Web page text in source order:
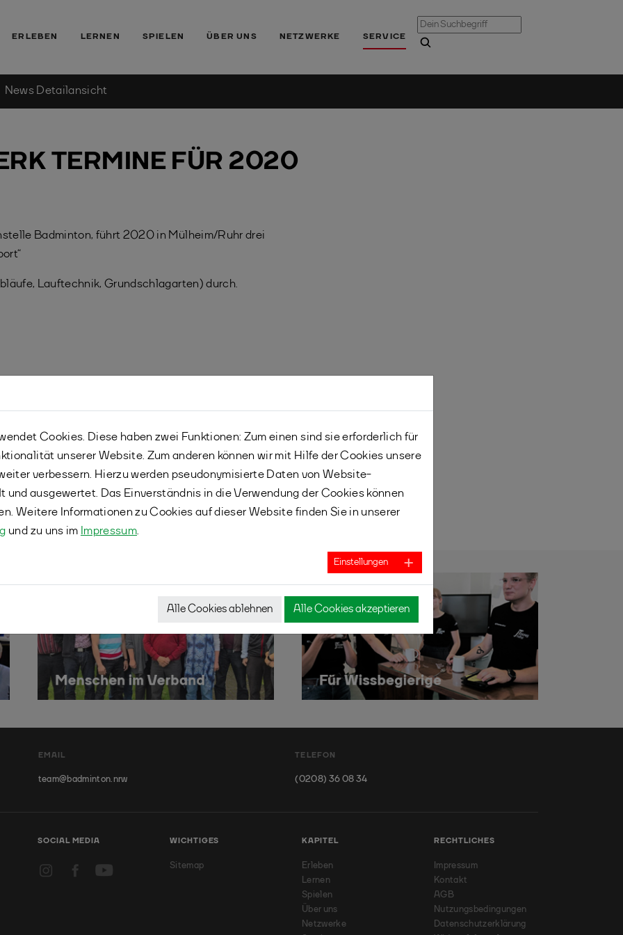
ERLEBEN LERNEN SPIELEN ÜBER UNS NETZWERKE SERVICE
News Detailansicht
TERMINE FÜR 2020
Badminton, führt 2020 in Mülheim/Ruhr drei
Lauftechnik, Grundschlagarten) durch.
47228 Duisburg, Ringstr. 43, Tel. 02065/74313,
online.de
EMAIL
team@badminton.nrw
TELEFON
(0208) 36 08 34
SOCIAL MEDIA WICHTIGES
Sitemap
KAPITEL
Erleben
Lernen
Spielen
Über uns
Netzwerke
RECHTLICHES
Impressum
Kontakt
AGB
Nutzungsbedingungen
Datenschutzerklärung
Cookies. Diese haben zwei Funktionen: Zum einen sind sie erforderlich für
unserer Website. Zum anderen können wir mit Hilfe der Cookies unsere
verbessern. Hierzu werden pseudonymisierte Daten von Website-
und ausgewertet. Das Einverständnis in die Verwendung der Cookies können
Weitere Informationen zu Cookies auf dieser Website finden Sie in unserer
und zu uns im Impressum.
Einstellungen
Alle Cookies ablehnen Alle Cookies akzeptieren